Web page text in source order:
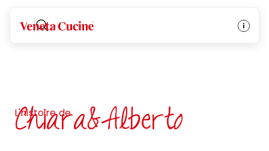
Veneta Cucine
L'histoire de
Chiara&Alberto